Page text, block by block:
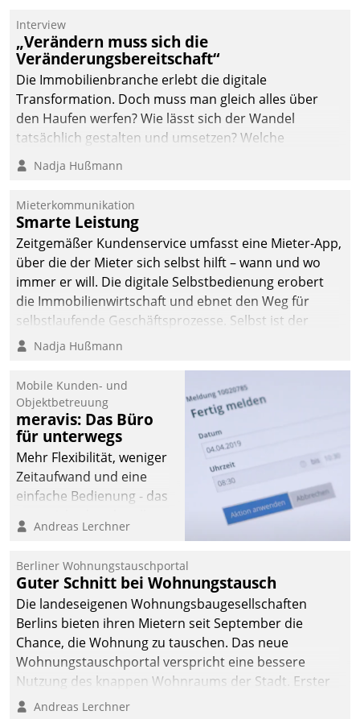
integrieren.
Interview
„Verändern muss sich die
Veränderungsbereitschaft“
Die Immobilienbranche erlebt die digitale
Transformation. Doch muss man gleich alles über
den Haufen werfen? Wie lässt sich der Wandel
tatsächlich gestalten und umsetzen? Welche
Argumente zählen wirklich?
Nadja Hußmann
Mieterkommunikation
Smarte Leistung
Zeitgemäßer Kundenservice umfasst eine Mieter-App,
über die der Mieter sich selbst hilft – wann und wo
immer er will. Die digitale Selbstbedienung erobert
die Immobilienwirtschaft und ebnet den Weg für
selbstlaufende Geschäftsprozesse. Selbst ist der
Kunde und smart der Serviceanbieter.
Nadja Hußmann
Mobile Kunden- und
Objektbetreuung
meravis: Das Büro
für unterwegs
Mehr Flexibilität, weniger
Zeitaufwand und eine
einfache Bedienung - das
Cockpit für mobile
Datatrain. Die meravis
Wohnungsbau- und
Immobilien GmbH hat
sich dabei für den Betrieb
der Lösung über die SAP
Cloud Platform
entschieden - als erstes
Unternehmen am
Andreas Lerchner
Berliner Wohnungstauschportal
Guter Schnitt bei Wohnungstausch
Die landeseigenen Wohnungsbaugesellschaften
Berlins bieten ihren Mietern seit September die
Chance, die Wohnung zu tauschen. Das neue
Wohnungstauschportal verspricht eine bessere
Nutzung des knappen Wohnraums der Stadt. Erster
Anwendungsfall für Datatrains Lösung API-Hub mit
Andreas Lerchner